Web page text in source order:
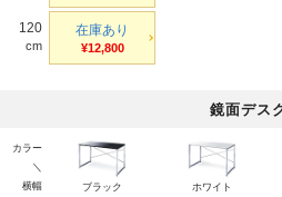
120
cm
在庫あり
¥12,800
鏡面デス
カラー
＼
横幅
ブラック ホワイト